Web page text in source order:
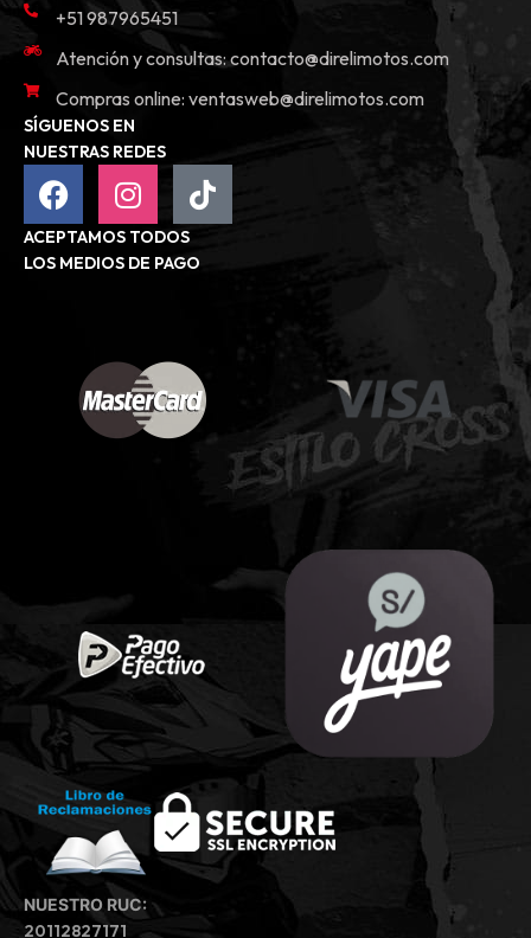
+51 987965451
Atención y consultas:contacto@direlimotos.com
Compras online: ventasweb@direlimotos.com
SÍGUENOS EN
NUESTRAS REDES
ACEPTAMOS TODOS
LOS MEDIOS DE PAGO
NUESTRO RUC:
20112827171